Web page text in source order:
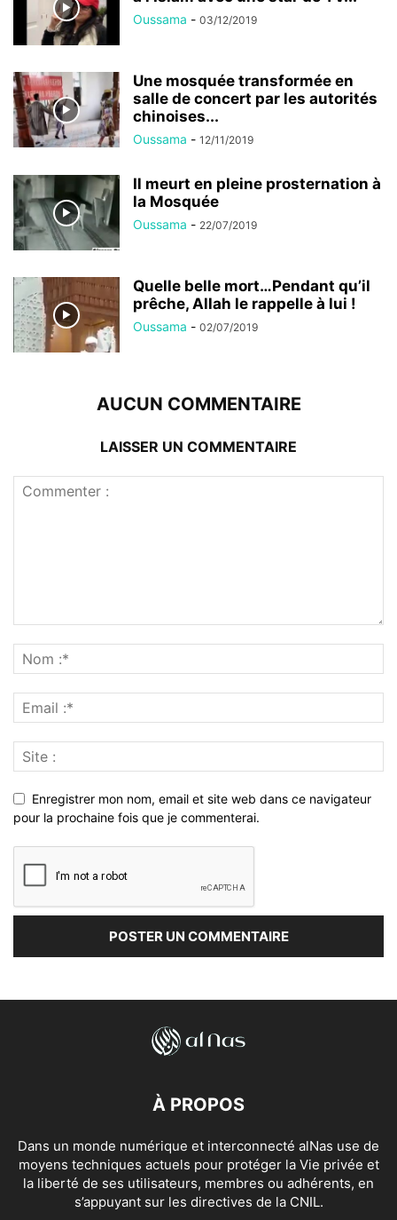
Oussama - 03/12/2019
Une mosquée transformée en
salle de concert par les autorités
chinoises...
Oussama - 12/11/2019
Il meurt en pleine prosternation à
la Mosquée
Oussama - 22/07/2019
Quelle belle mort…Pendant qu’il
prêche, Allah le rappelle à lui !
Oussama - 02/07/2019
AUCUN COMMENTAIRE
LAISSER UN COMMENTAIRE
Enregistrer mon nom, email et site web dans ce navigateur
pour la prochaine fois que je commenterai.
À PROPOS
Dans un monde numérique et interconnecté alNas use de
moyens techniques actuels pour protéger la Vie privée et
la liberté de ses utilisateurs, membres ou adhérents, en
s’appuyant sur les directives de la CNIL.